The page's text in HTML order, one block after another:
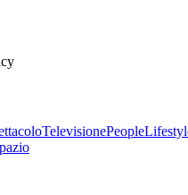
TelevisionePeople